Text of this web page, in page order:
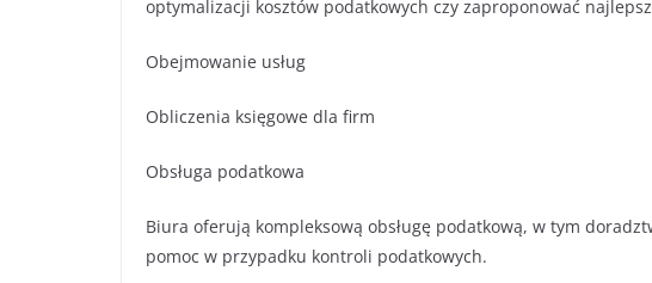
optymalizacji kosztów podatkowych czy zaproponować
Obejmowanie usług
Obliczenia księgowe dla firm
Obsługa podatkowa
Biura oferują kompleksową obsługę podatkową, w tym
pomoc w przypadku kontroli podatkowych.